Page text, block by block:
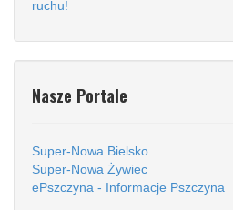
ruchu!
Nasze Portale
Super-Nowa Bielsko
Super-Nowa Żywiec
ePszczyna - Informacje Pszczyna